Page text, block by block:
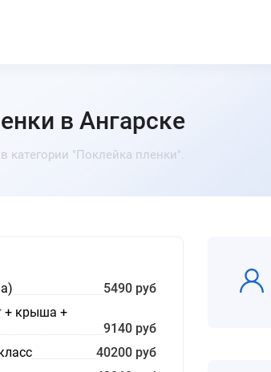
в Ангарске
категории "Поклейка пленки".
5490 руб
+ крыша +
9140 руб
40200 руб